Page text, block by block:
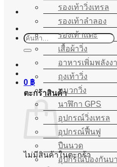
ค้นหา:
0 ฿
ตะกร้าสินค้า
ไม่มีสินค้าในตะกร้า
รองเท้าวิ่งเทรล
รองเท้าลำลอง
รองเท้าแตะ
เสื้อผ้าวิ่ง
อาหารเพิ่มพลังง
ถุงเท้าวิ่ง
หมวกวิ่ง
นาฬิกา GPS
อุปกรณ์วิ่งเทรล
อุปกรณ์ฟื้นฟู
ปืนนวด
อุปกรณ์ป้องกันบ